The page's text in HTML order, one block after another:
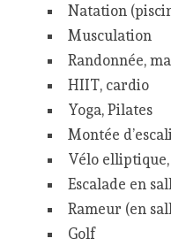
Natation
Musculation
Randonnée,
HIIT, cardio
Yoga, Pilates
Montée
Vélo
Escalade en
Rameur (en
Golf